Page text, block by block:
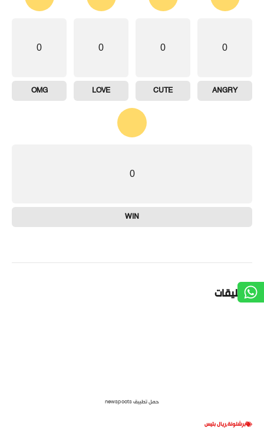
0
ANGRY
0
CUTE
0
LOVE
0
OMG
0
WIN
التعليقات
حمل تطبيق newspoots
برشلونة,ريال بتيس